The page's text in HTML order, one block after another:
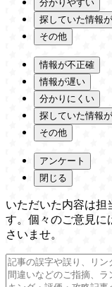
分かりやすい
探していた情報
その他
情報が不正確
情報が遅い
分かりにくい
探していた情報
その他
アンケート
閉じる
いただいた内容は担
す。個々のご意見に
さいませ。